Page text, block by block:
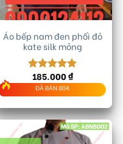
Áo bếp nam đen phối đỏ
kate silk mỏng
Được xếp
hạng5.00
5 sao
185.000₫
ĐÃ BÁN 804
Mã SP: ABNB002